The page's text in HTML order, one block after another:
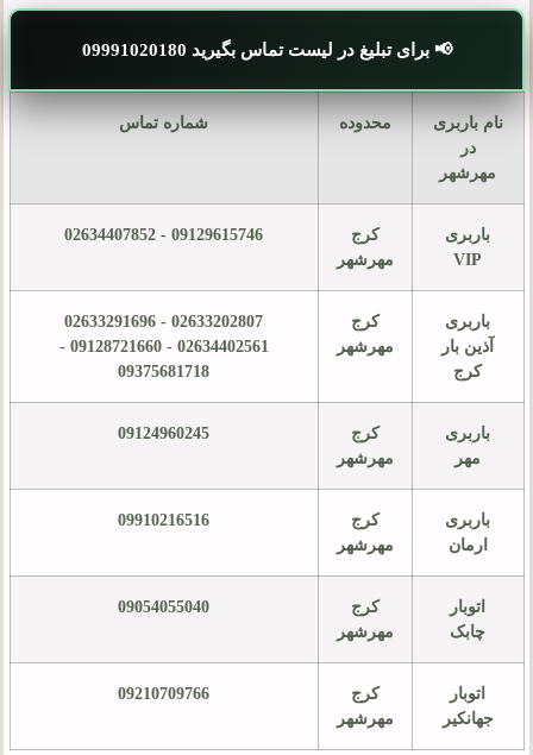
📢 برای تبلیغ در لیست تماس بگیرید 09991020180
نام باربری
در
مهرشهر
محدوده شماره تماس
باربری
VIP
کرج
مهرشهر
09129615746 - 02634407852
باربری
آذین بار
کرج
کرج
مهرشهر
02633202807 - 02633291696
02634402561 - 09128721660 -
09375681718
باربری
مهر
کرج
مهرشهر
09124960245
باربری
ارمان
کرج
مهرشهر
09910216516
اتوبار
چابک
کرج
مهرشهر
09054055040
اتوبار
جهانکیر
کرج
مهرشهر
09210709766